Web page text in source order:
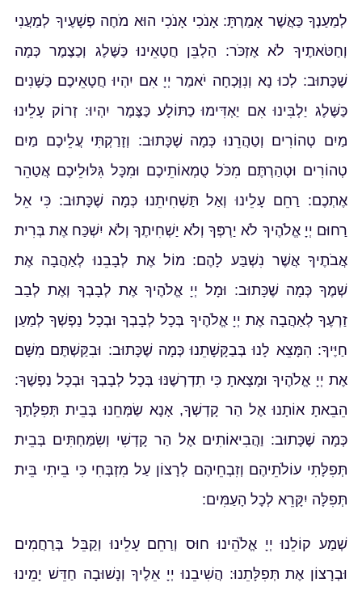
לְמַעַנְךָ כַּאֲשֶׁר אָמַרְתָּ: אָנֹכִי אָנֹכִי הוּא מֹחֶה פְשָׁעֶיךָ לְמַעֲנִי
וְחַטֹּאתֶיךָ לֹא אֶזְכֹּר: הַלְבֵּן חֲטָאֵינוּ כַּשֶּׁלֶג וְכַצֶמֶר כְּמָה
שֶׁכָּתוּב: לְכוּ נָא וְנִוָּכְחָה יֹאמַר יְיָ אִם יִהְיוּ חֲטָאֵיכֶם כַּשָּׁנִים
כַּשֶּׁלֶג יַלְבִּינוּ אִם יַאְדִּימוּ כַתּוֹלָע כַּצֶּמֶר יִהְיוּ: זְרוֹק עָלֵינוּ
מַיִם טְהוֹרִים וְטַהֲרֵנוּ כְּמָה שֶׁכָּתוּב: וְזָרַקְתִּי עֲלֵיכֶם מַיִם
טְהוֹרִים וּטְהַרְתֶּם מִכֹּל טֻמְאוֹתֵיכֶם וּמִכָּל גִּלּוּלֵיכֶם אֲטַהֵר
אֶתְכֶם: רַחֵם עָלֵינוּ וְאַל תַּשְׁחִיתֵנוּ כְּמָה שֶׁכָּתוּב: כִּי אֵל
רַחוּם יְיָ אֱלֹהֶיךָ לֹא יַרְפְּךָ וְלֹא יַשְׁחִיתֶךָ וְלֹא יִשְׁכַּח אֶת בְּרִית
אֲבֹתֶיךָ אֲשֶׁר נִשְׁבַּע לָהֶם: מוֹל אֶת לְבָבֵנוּ לְאַהֲבָה אֶת
שְׁמֶךָ כְּמָה שֶׁכָּתוּב: וּמָל יְיָ אֱלֹהֶיךָ אֶת לְבָבְךָ וְאֶת לְבַב
זַרְעֶךָ לְאַהֲבָה אֶת יְיָ אֱלֹהֶיךָ בְּכָל לְבָבְךָ וּבְכָל נַפְשְׁךָ לְמַעַן
חַיֶּיךָ: הִמָּצֵא לָנוּ בְּבַקָּשָׁתֵנוּ כְּמָה שֶׁכָּתוּב: וּבִקַּשְׁתֶּם מִשָּׁם
אֶת יְיָ אֱלֹהֶיךָ וּמָצָאתָ כִּי תִדְרְשֶׁנּוּ בְּכָל לְבָבְךָ וּבְכָל נַפְשֶׁךָ:
הֵבֵאתָ אוֹתָנוּ אֶל הַר קָדְשְׁךָ, אָנָא שַׂמְּחֵנוּ בְּבֵית תְּפִלָּתֶךָ
כְּמָה שֶׁכָּתוּב: וַהֲבִיאוֹתִים אֶל הַר קָדְשִׁי וְשִׂמַּחְתִּים בְּבֵית
תְּפִלָּתִי עוֹלֹתֵיהֶם וְזִבְחֵיהֶם לְרָצוֹן עַל מִזְבְּחִי כִּי בֵיתִי בֵּית
תְּפִלָּה יִקָּרֵא לְכָל הָעַמִּים:
שְׁמַע קוֹלֵנוּ יְיָ אֱלֹֹהֵינוּ חוּס וְרַחֵם עָלֵינוּ וְקַבֵּל בְּרַחֲמִים
וּבְרָצוֹן אֶת תְּפִלָּתֵנוּ: הֲשִׁיבֵנוּ יְיָ אֵלֶיךָ וְנָשׁוּבָה חַדֵּשׁ יָמֵינוּ